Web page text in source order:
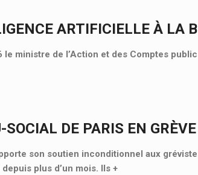
ARTIFICIELLE À LA
le ministre de l’Action et des Comptes
SOCIAL DE PARIS EN
son soutien inconditionnel aux
plus d’un mois. Ils +